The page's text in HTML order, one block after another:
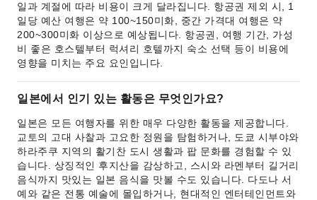
일과 계절에 따라 비용이 크게 달라집니다. 항공권 제외 시, 1
일당 예산 여행은 약 100~150미화, 중간 가격대 여행은 약
200~300미화 이상으로 예상됩니다. 항공권, 여행 기간, 가성
비 좋은 호스텔부터 럭셔리 호텔까지 숙소 선택 등이 비용에
영향을 미치는 주요 요인입니다.
일본에서 인기 있는 활동은 무엇인가요?
일본은 모든 여행자를 위한 매우 다양한 활동을 제공합니다.
교토의 고대 사찰과 고요한 정원을 탐험하거나, 도쿄 시부야와
하라주쿠 지역의 활기찬 도시 생활과 팝 문화를 경험할 수 있
습니다. 상징적인 후지산을 감상하고, 스시와 라멘부터 길거리
음식까지 맛있는 일본 음식을 맛볼 수도 있습니다. 다도나 서
예와 같은 전통 예술에 몰입하거나, 현대적인 엔터테인먼트와